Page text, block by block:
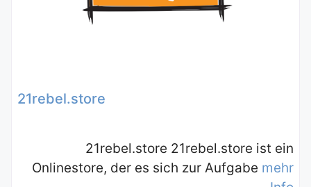
21rebel.store
21rebel.store 21rebel.store ist ein
Onlinestore, der es sich zur Aufgabe mehr